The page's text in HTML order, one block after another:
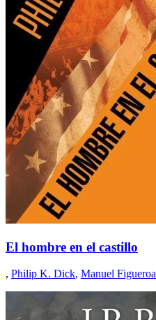
El hombre en el castillo
, Philip K. Dick, Manuel Figueroa